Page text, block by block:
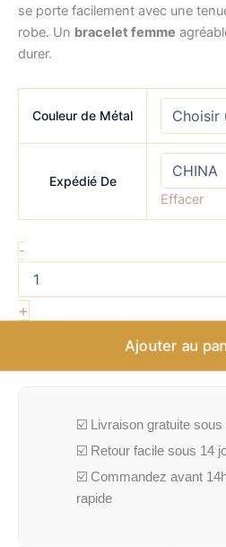
se porte facilement avec une
robe. Un bracelet femme
durer.
Couleur de Métal
Expédié De
Effacer
-
+
Ajouter au
☑️ Livraison gratuite
☑️ Retour facile sous 14
☑️ Commandez avant
rapide